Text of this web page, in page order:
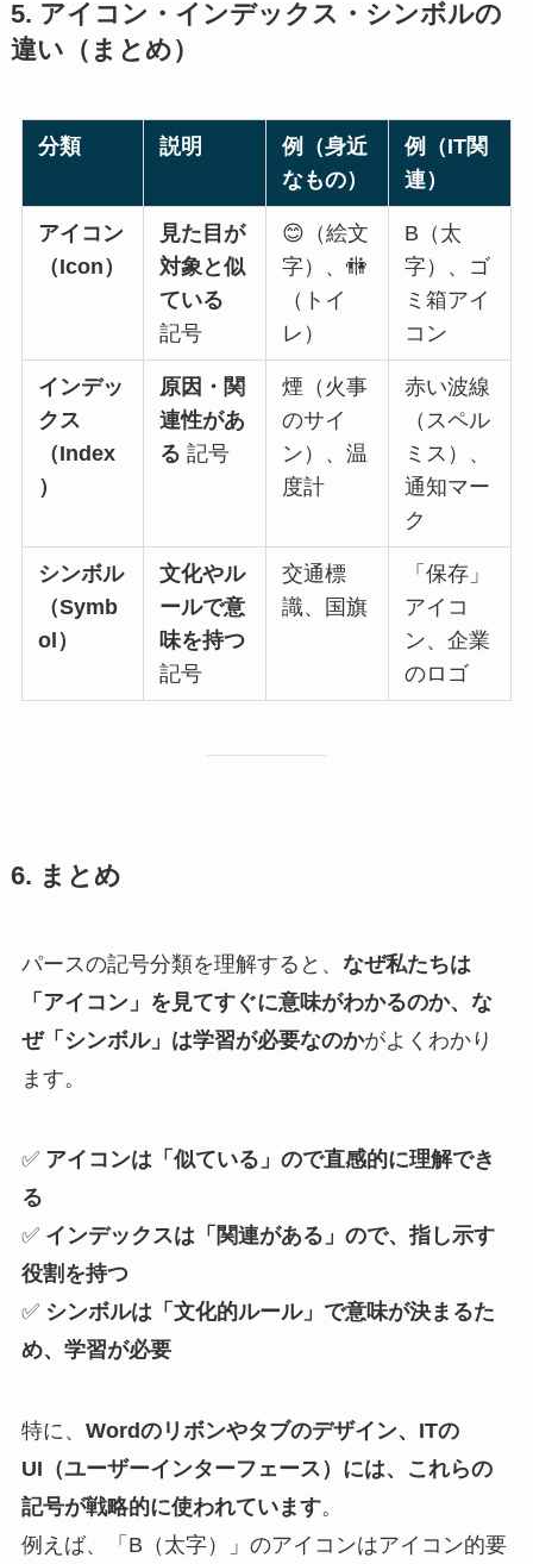
5. アイコン・インデックス・シンボルの
違い（まとめ）
分類 説明
例（身近
なもの）
例（IT関
連）
アイコン
（Icon）
見た目が
対象と似
ている
記号
😊（絵文
字）、🚻
（トイ
レ）
B（太
字）、ゴ
ミ箱アイ
コン
インデッ
クス
（Index
）
原因・関
連性があ
る 記号
煙（火事
のサイ
ン）、温
度計
赤い波線
（スペル
ミス）、
通知マー
ク
シンボル
（Symb
ol）
文化やル
ールで意
味を持つ
記号
交通標
識、国旗
「保存」
アイコ
ン、企業
のロゴ
6. まとめ
パースの記号分類を理解すると、 なぜ私たちは
「アイコン」を見てすぐに意味がわかるのか、な
ぜ「シンボル」は学習が必要なのかがよくわかり
ます。
✅ アイコンは「似ている」ので直感的に理解でき
る
✅ インデックスは「関連がある」ので、指し示す
役割を持つ
✅ シンボルは「文化的ルール」で意味が決まるた
め、学習が必要
特に、 Wordのリボンやタブのデザイン、ITの
UI（ユーザーインターフェース）には、これらの
記号が戦略的に使われています。
例えば、「B（太字）」のアイコンはアイコン的要